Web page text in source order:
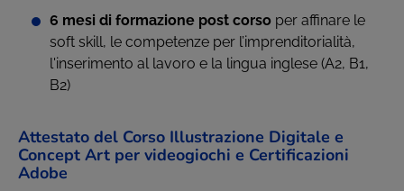
6 mesi di formazione post corso per affinare le
soft skill, le competenze per l’imprenditorialità,
l'inserimento al lavoro e la lingua inglese (A2, B1,
B2)
Attestato del Corso Illustrazione Digitale e
Concept Art per videogiochi e Certificazioni
Adobe